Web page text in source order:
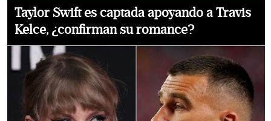
Taylor Swift es captada apoyando a Travis
Kelce, ¿confirman su romance?